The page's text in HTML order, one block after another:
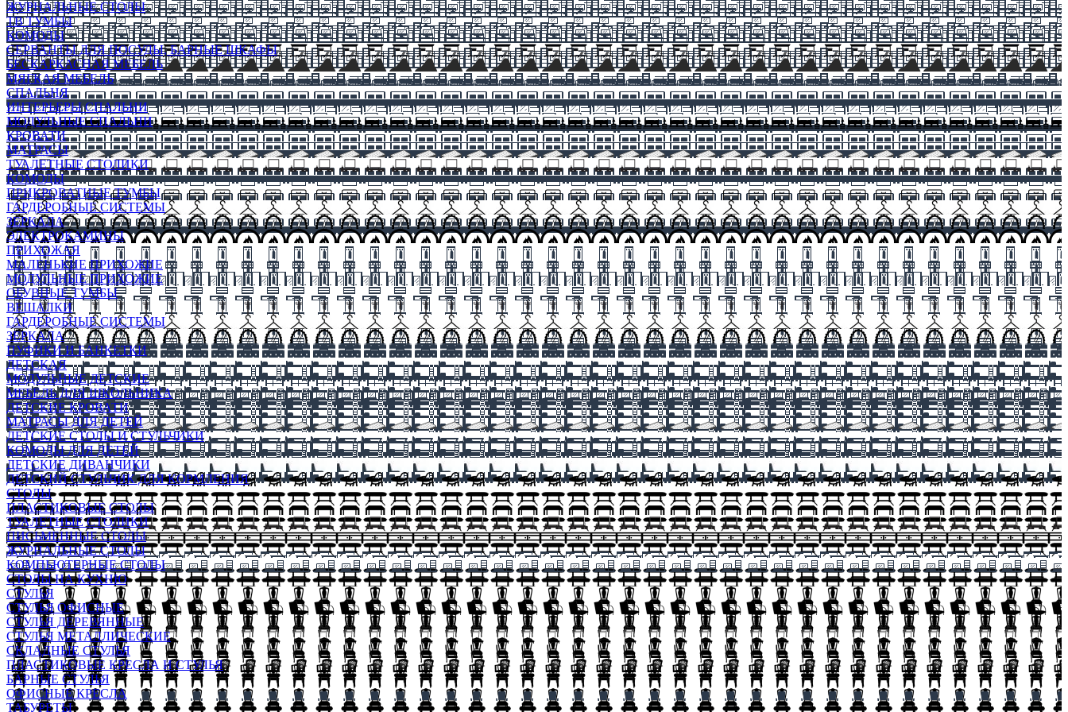
ЖУРНАЛЬНЫЕ СТОЛЫ
ТВ ТУМБЫ
КОМОДЫ
СЕРВАНТЫ ДЛЯ ПОСУДЫ, БАРНЫЕ ШКАФЫ
БЕСКАРКАСНАЯ МЕБЕЛЬ
МЯГКАЯ МЕБЕЛЬ
СПАЛЬНЯ
ИНТЕРЬЕРЫ СПАЛЬНИ
МОДУЛЬНЫЕ СПАЛЬНИ
КРОВАТИ
МАТРАСЫ
ТУАЛЕТНЫЕ СТОЛИКИ
КОМОДЫ
ПРИКРОВАТНЫЕ ТУМБЫ
ГАРДЕРОБНЫЕ СИСТЕМЫ
ЗЕРКАЛА
ЭЛЕКТРОКАМИНЫ
ПРИХОЖАЯ
МАЛЕНЬКИЕ ПРИХОЖИЕ
МОДУЛЬНЫЕ ПРИХОЖИЕ
ОБУВНЫЕ ТУМБЫ
ВЕШАЛКИ
ГАРДЕРОБНЫЕ СИСТЕМЫ
ЗЕРКАЛА
ПУФИКИ И БАНКЕТКИ
ДЕТСКАЯ
МОДУЛЬНЫЕ ДЕТСКИЕ
МЕБЕЛЬ ДЛЯ ШКОЛЬНИКА
ДЕТСКИЕ КРОВАТИ
МАТРАСЫ ДЛЯ ДЕТЕЙ
ДЕТСКИЕ СТОЛЫ И СТУЛЬЧИКИ
КОМОДЫ ДЛЯ ДЕТЕЙ
ДЕТСКИЕ ДИВАНЧИКИ
ДЕТСКИЙ СТУЛЬЧИК ДЛЯ КОРМЛЕНИЯ
СТОЛЫ
ПЛАСТИКОВЫЕ СТОЛЫ
ТУАЛЕТНЫЕ СТОЛИКИ
ПИСЬМЕННЫЕ СТОЛЫ
ЖУРНАЛЬНЫЕ СТОЛЫ
КОМПЬЮТЕРНЫЕ СТОЛЫ
СТОЛЫ НА КУХНЮ
СТУЛЬЯ
СТУЛЬЯ ОФИСНЫЕ
СТУЛЬЯ ДЕРЕВЯННЫЕ
СТУЛЬЯ МЕТАЛЛИЧЕСКИЕ
СКЛАДНЫЕ СТУЛЬЯ
ПЛАСТИКОВЫЕ КРЕСЛА И СТУЛЬЯ
БАРНЫЕ СТУЛЬЯ
ОФИСНЫЕ КРЕСЛА
ТАБУРЕТЫ